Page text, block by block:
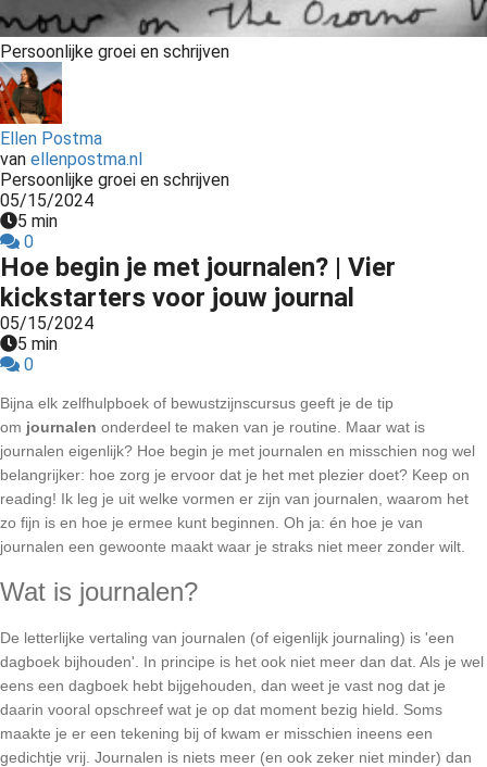
Persoonlijke groei en schrijven
Ellen Postma
van ellenpostma.nl
Persoonlijke groei en schrijven
05/15/2024
5 min
0
Hoe begin je met journalen? | Vier
kickstarters voor jouw journal
05/15/2024
5 min
0
Bijna elk zelfhulpboek of bewustzijnscursus geeft je de tip
om journalen onderdeel te maken van je routine. Maar wat is
journalen eigenlijk? Hoe begin je met journalen en misschien nog wel
belangrijker: hoe zorg je ervoor dat je het met plezier doet? Keep on
reading! Ik leg je uit welke vormen er zijn van journalen, waarom het
zo fijn is en hoe je ermee kunt beginnen. Oh ja: én hoe je van
journalen een gewoonte maakt waar je straks niet meer zonder wilt.
Wat is journalen?
De letterlijke vertaling van journalen (of eigenlijk journaling) is 'een
dagboek bijhouden'. In principe is het ook niet meer dan dat. Als je wel
eens een dagboek hebt bijgehouden, dan weet je vast nog dat je
daarin vooral opschreef wat je op dat moment bezig hield. Soms
maakte je er een tekening bij of kwam er misschien ineens een
gedichtje vrij. Journalen is niets meer (en ook zeker niet minder) dan
kan de
niet
worden
om
te
over
van
op
gebruikt
te
de
Hierdoor
website-
van